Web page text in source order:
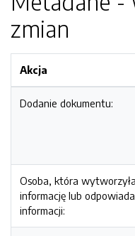
zmian
Akcja
Dodanie dokumentu:
Osoba, która wytworzyła
informację lub
informacji: